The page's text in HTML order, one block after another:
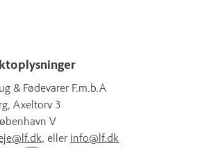
& Fødevarer F.m.b.A
Axeltorv 3
V
, eller info@lf.dk